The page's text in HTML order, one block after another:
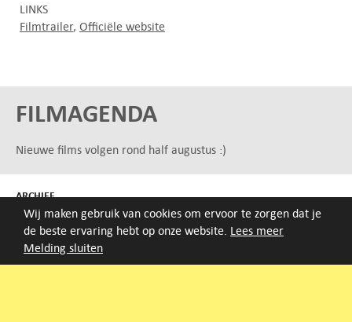
Melding sluiten
Wij maken gebruik van cookies om ervoor te zorgen dat je
de beste ervaring hebt op onze website. Lees meer
LINKS
Filmtrailer Officiële website
FILMAGENDA
Nieuwe films volgen rond half augustus :)
ARCHIEF
Druk op de beginletter van de titel of zoek op titel, regisseur
of jaar van eerste vertoning.
A B C D E F G H I J K L M N O P Q R S T U V W X Y Z